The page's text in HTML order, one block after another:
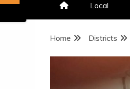
Local
Home Districts